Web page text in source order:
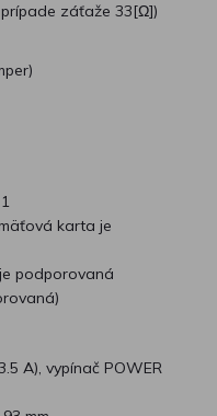
záťaže 33[Ω])
karta je
podporovaná
A), vypínač POWER